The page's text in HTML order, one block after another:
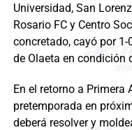
Universidad, San
Rosario FC y Centro
concretado, cayó por
de Olaeta en condición
En el retorno a Primera
pretemporada en
deberá resolver y